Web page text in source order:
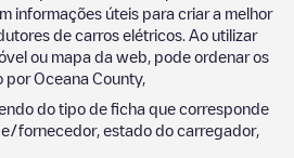
informações úteis para criar a melhor
de carros elétricos. Ao utilizar
ou mapa da web, pode ordenar os
porOceana County,
do tipo de ficha que corresponde
fornecedor, estado do carregador,